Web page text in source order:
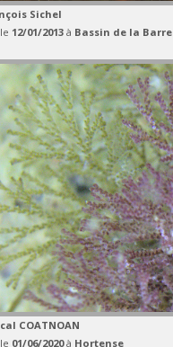
Sichel
12/01/2013 à Bassin de la Barre
COATNOAN
01/06/2020à Hortense